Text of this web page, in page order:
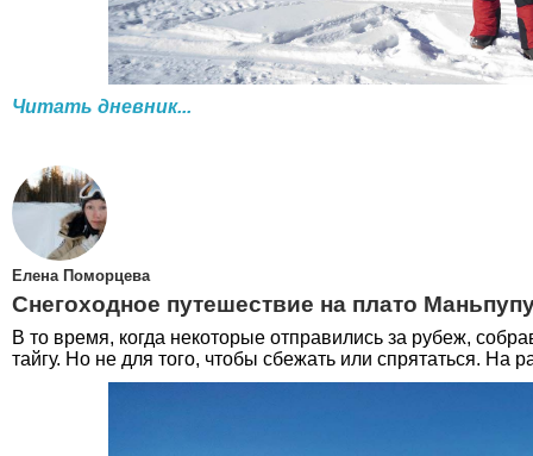
Читать дневник...
Елена Поморцева
Снегоходное путешествие на плато
В то время, когда некоторые отправились за рубеж,
тайгу. Но не для того, чтобы сбежать или спрятаться. На